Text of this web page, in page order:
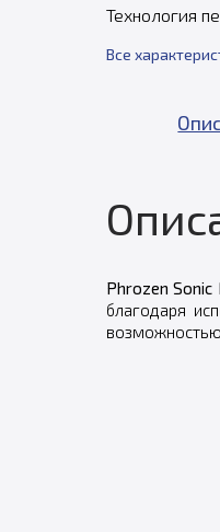
Технология
Все
Phrozen Sonic
благодаря
возможностью